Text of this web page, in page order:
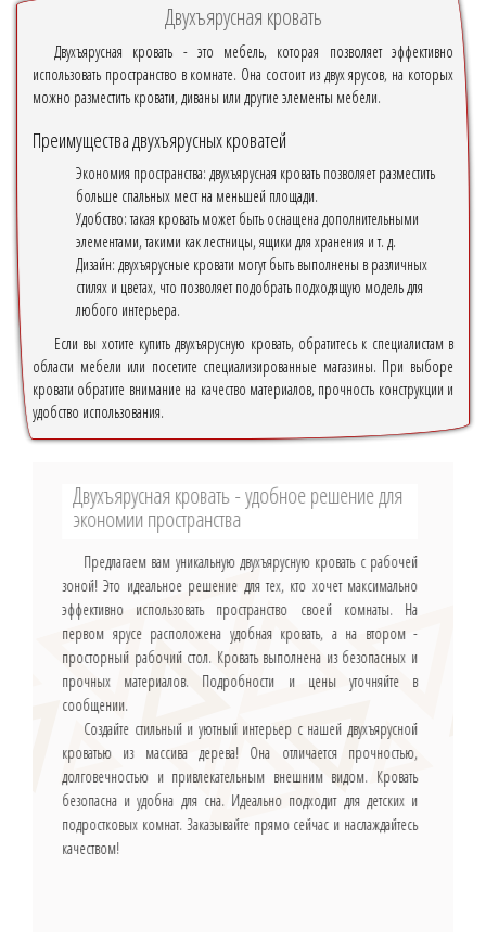
Двухъярусная кровать
Двухъярусная кровать - это мебель, которая позволяет эффективно
использовать пространство в комнате. Она состоит из двух ярусов, на которых
можно разместить кровати, диваны или другие элементы мебели.
Преимущества двухъярусных кроватей
Экономия пространства: двухъярусная кровать позволяет разместить
больше спальных мест на меньшей площади.
Удобство: такая кровать может быть оснащена дополнительными
элементами, такими как лестницы, ящики для хранения и т. д.
Дизайн: двухъярусные кровати могут быть выполнены в различных
стилях и цветах, что позволяет подобрать подходящую модель для
любого интерьера.
Если вы хотите купить двухъярусную кровать, обратитесь к специалистам в
области мебели или посетите специализированные магазины. При выборе
кровати обратите внимание на качество материалов, прочность конструкции и
удобство использования.
Двухъярусная кровать - удобное решение для
экономии пространства
Предлагаем вам уникальную двухъярусную кровать с рабочей
зоной! Это идеальное решение для тех, кто хочет максимально
эффективно использовать пространство своей комнаты. На
первом ярусе расположена удобная кровать, а на втором -
просторный рабочий стол. Кровать выполнена из безопасных и
прочных материалов. Подробности и цены уточняйте в
сообщении.
Создайте стильный и уютный интерьер с нашей двухъярусной
кроватью из массива дерева! Она отличается прочностью,
долговечностью и привлекательным внешним видом. Кровать
безопасна и удобна для сна. Идеально подходит для детских и
подростковых комнат. Заказывайте прямо сейчас и наслаждайтесь
качеством!